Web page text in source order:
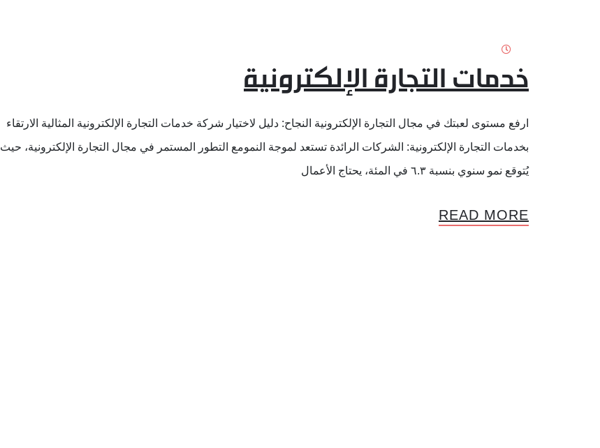
خدمات التجارة الإلكترونية
ارفع مستوى لعبتك في مجال التجارة الإلكترونية النجاح: دليل لاختيار شركة خدمات التجارة الإلكترونية المثالية الارتقاء
بخدمات التجارة الإلكترونية: الشركات الرائدة تستعد لموجة النمومع التطور المستمر في مجال التجارة الإلكترونية، حيث
يُتوقع نمو سنوي بنسبة ٦.٣ في المئة، يحتاج الأعمال
READ MORE